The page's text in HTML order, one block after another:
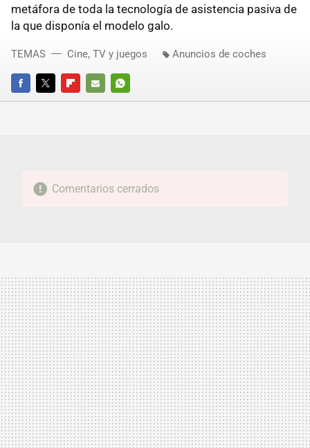
metáfora de toda la tecnología de asistencia pasiva de
la que disponía el modelo galo.
FACEBOOKTWITTERFLIPBOARD
E-
WHATSAPP
TEMAS Cine, TV y juegos Anuncios de coches
Comentarios cerrados